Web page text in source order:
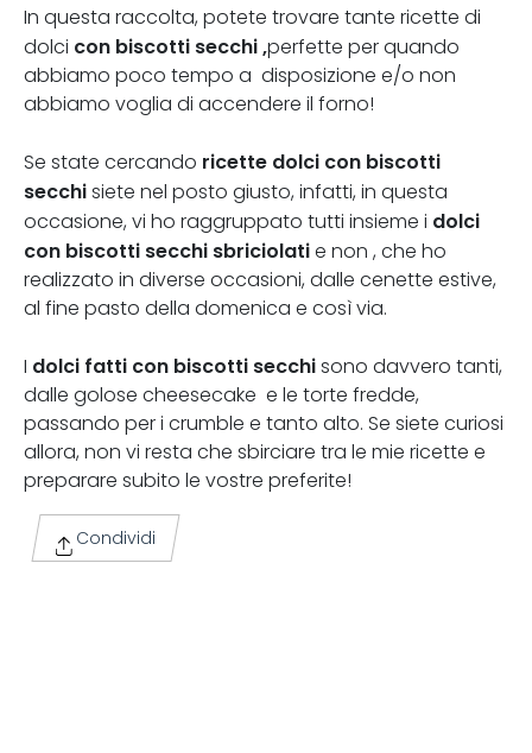
In questa raccolta, potete trovare tante ricette di
dolci con biscotti secchi ,perfette per quando
abbiamo poco tempo a disposizione e/o non
abbiamo voglia di accendere il forno!
Se state cercando ricette dolci con biscotti
secchi siete nel posto giusto, infatti, in questa
occasione, vi ho raggruppato tutti insieme i dolci
con biscotti secchi sbriciolati e non , che ho
realizzato in diverse occasioni, dalle cenette estive,
al fine pasto della domenica e così via.
I dolci fatti con biscotti secchi sono davvero tanti,
dalle golose cheesecake e le torte fredde,
passando per i crumble e tanto alto. Se siete curiosi
allora, non vi resta che sbirciare tra le mie ricette e
preparare subito le vostre preferite!
Condividi